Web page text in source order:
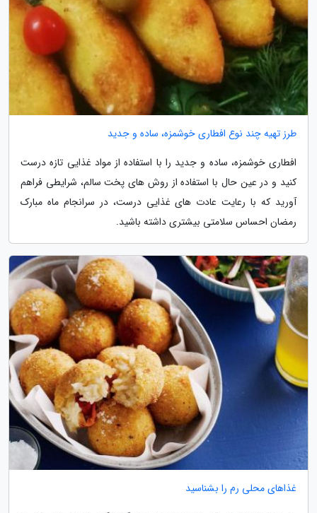
طرز تهیه چند نوع افطاری خوشمزه، ساده و جدید
افطاری خوشمزه، ساده و جدید را با استفاده از مواد غذایی تازه درست
کنید و در عین حال با استفاده از روش های پخت سالم، شرایطی فراهم
آورید که با رعایت عادت های غذایی درست، در سرانجام ماه مبارک
رمضان احساس سلامتی بیشتری داشته باشید.
غذاهای محلی رم را بشناسید